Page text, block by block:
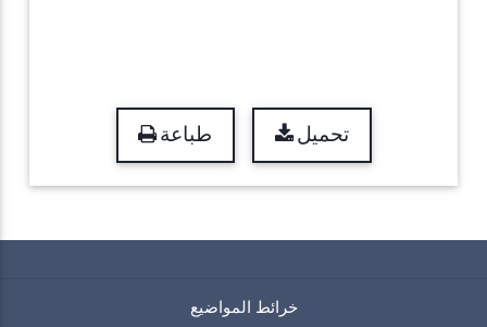
طباعة تحميل
خرائط المواضيع